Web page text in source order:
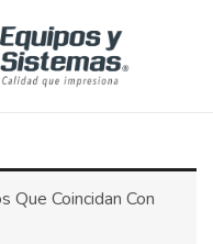
Que Coincidan Con